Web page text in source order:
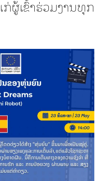
ກ່ຜູ້ເຂົ້າຮ່ວມງານທຸກ